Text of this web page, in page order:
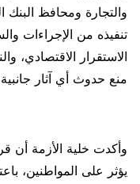
والتجارة ومحافظ البنك
تنفيذه من الإجراءات
الاستقرار الاقتصادي،
منع حدوث أي آثار
وأكدت خلية الأزمة أن
يؤثر على المواطنين،